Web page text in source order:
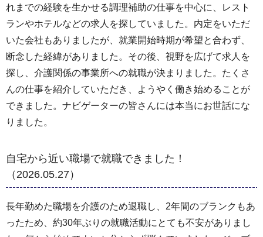
れまでの経験を生かせる調理補助の仕事を中心に、レスト
ランやホテルなどの求人を探していました。内定をいただ
いた会社もありましたが、就業開始時期が希望と合わず、
断念した経緯がありました。その後、視野を広げて求人を
探し、介護関係の事業所への就職が決まりました。たくさ
んの仕事を紹介していただき、ようやく働き始めることが
できました。ナビゲーターの皆さんには本当にお世話にな
りました。
自宅から近い職場で就職できました！
（2026.05.27）
長年勤めた職場を介護のため退職し、2年間のブランクもあ
ったため、約30年ぶりの就職活動にとても不安がありまし